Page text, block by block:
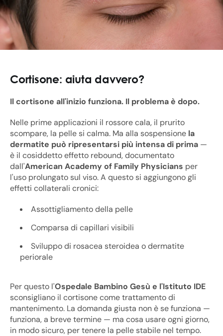
Cortisone: aiuta davvero?
Il cortisone all'inizio funziona. Il problema è dopo.
Nelle prime applicazioni il rossore cala, il prurito
scompare, la pelle si calma. Ma alla sospensione la
dermatite può ripresentarsi più intensa di prima —
è il cosiddetto effetto rebound, documentato
dall'American Academy of Family Physicians per
l'uso prolungato sul viso. A questo si aggiungono gli
effetti collaterali cronici:
Assottigliamento della pelle
Comparsa di capillari visibili
Sviluppo di rosacea steroidea o dermatite
periorale
Per questo l'Ospedale Bambino Gesù e l'Istituto IDE
sconsigliano il cortisone come trattamento di
mantenimento. La domanda giusta non è se funziona —
funziona, a breve termine — ma cosa usare ogni giorno,
in modo sicuro, per tenere la pelle stabile nel tempo.